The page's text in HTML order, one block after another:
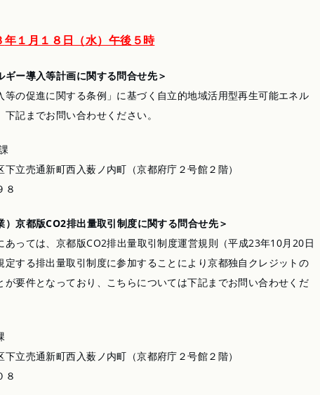
年１月１８日（水）午後５時
ー導入等計画に関する問合せ先＞
等の促進に関する条例」に基づく自立的地域活用型再生可能エネル
記までお問い合わせください。
立売通新町西入薮ノ内町（京都府庁２号館２階）
８
京都版CO2排出量取引制度に関する問合せ先＞
っては、京都版CO2排出量取引制度運営規則（平成23年10月20日
する排出量取引制度に参加することにより京都独自クレジットの
要件となっており、こちらについては下記までお問い合わせくだ
立売通新町西入薮ノ内町（京都府庁２号館２階）
８